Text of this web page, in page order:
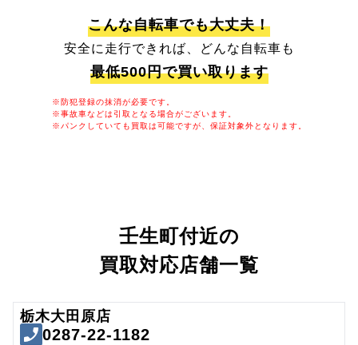
こんな自転車でも大丈夫！
安全に走行できれば、どんな自転車も
最低500円で買い取ります
※防犯登録の抹消が必要です。
※事故車などは引取となる場合がございます。
※パンクしていても買取は可能ですが、保証対象外となります。
壬生町付近の
買取対応店舗一覧
栃木大田原店
0287-22-1182